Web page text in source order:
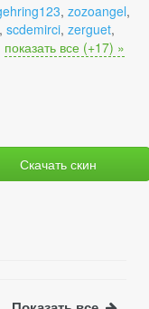
, zozoangel,
, scdemirci, zerguet,
показать все (+17) »
Скачать скин